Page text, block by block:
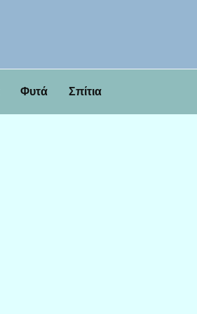
Φυτά Σπίτια